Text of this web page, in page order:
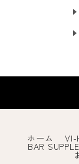
ホーム VI-
BAR SUPPLE